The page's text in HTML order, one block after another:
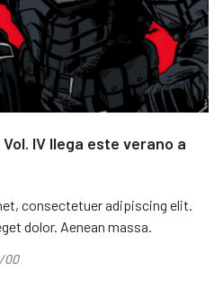
IV llega este verano a
consectetuer adipiscing elit.
dolor. Aenean massa.
00